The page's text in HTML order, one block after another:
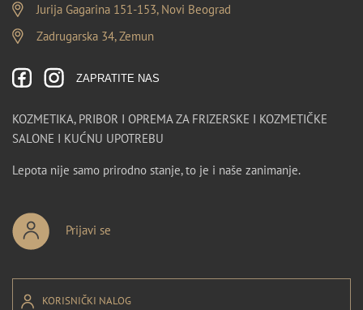
Jurija Gagarina 151-153, Novi Beograd
Zadrugarska 34, Zemun
ZAPRATITE NAS
KOZMETIKA, PRIBOR I OPREMA ZA FRIZERSKE I KOZMETIČKE
SALONE I KUĆNU UPOTREBU
Lepota nije samo prirodno stanje, to je i naše zanimanje.
Prijavi se
KORISNIČKI NALOG